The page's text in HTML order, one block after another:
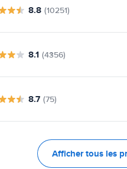
8.8 (10251)
8.1 (4356)
8.7 (75)
Afficher tous les